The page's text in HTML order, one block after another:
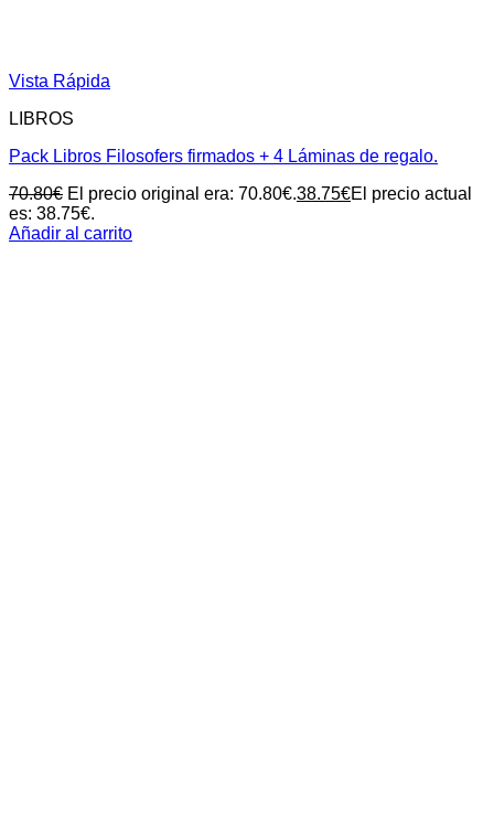
Vista Rápida
LIBROS
Pack Libros Filosofers firmados + 4 Láminas de regalo.
70.80€ El precio original era: 70.80€.38.75€El precio actual
es: 38.75€.
Añadir al carrito